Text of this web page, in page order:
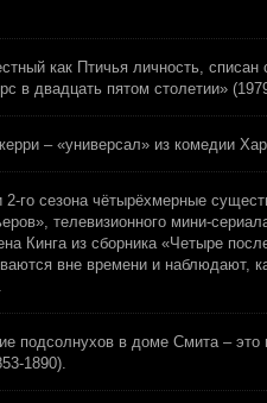
как Птичья личность,
в двадцать пятом столетии»
– «универсал» из комедии
2-го сезона чётырёхмерные
телевизионного мини-
Кинга из сборника «Четыре
вне времени и наблюдают,
подсолнухов в доме Смита – это
1890).